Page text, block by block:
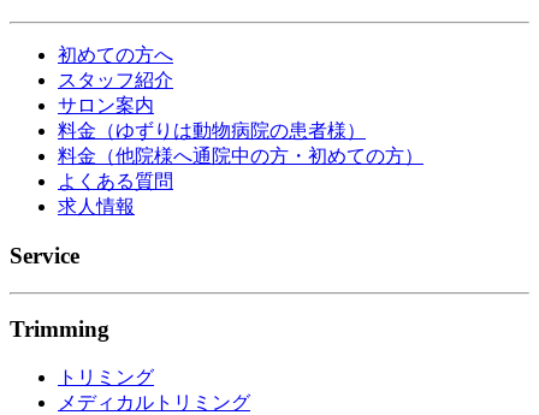
初めての方へ
スタッフ紹介
サロン案内
料金（ゆずりは動物病院の患者様）
料金（他院様へ通院中の方・初めての方）
よくある質問
求人情報
Service
Trimming
トリミング
メディカルトリミング